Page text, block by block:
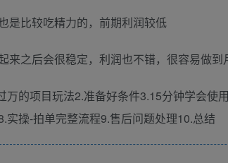
是比较吃精力的，前期利润较低
来之后会很稳定，利润也不错，很容易做到
万的项目玩法2.准备好条件3.15分钟学会使
实操-拍单完整流程9.售后问题处理10.总结